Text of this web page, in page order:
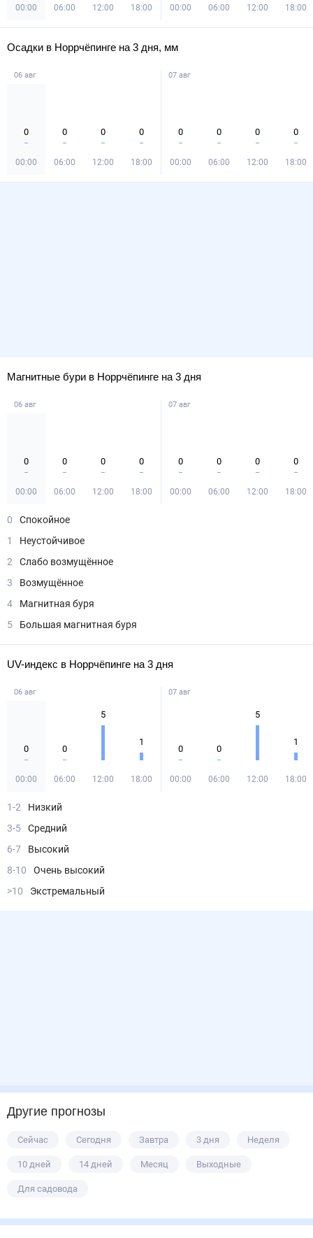
00:00 06:00 12:00 18:00 00:00 06:00 12:00 18:00
Осадки в Норрчёпинге на 3 дня, мм
06 авг
0
00:00
0
06:00
0
12:00
0
18:00
07 авг
0
00:00
0
06:00
0
12:00
0
18:00
Магнитные бури в Норрчёпинге на 3 дня
06 авг
0
00:00
0
06:00
0
12:00
0
18:00
07 авг
0
00:00
0
06:00
0
12:00
0
18:00
0
Спокойное
1
Неустойчивое
2
Слабо возмущённое
3
Возмущённое
4
Магнитная буря
5
Большая магнитная буря
UV-индекс в Норрчёпинге на 3 дня
06 авг
0
00:00
0
06:00
5
12:00
1
18:00
07 авг
0
00:00
0
06:00
5
12:00
1
18:00
1-2
Низкий
3-5
Средний
6-7
Высокий
8-10
Очень высокий
>10
Экстремальный
Другие прогнозы
Сейчас Сегодня Завтра 3 дня Неделя
10 дней 14 дней Месяц Выходные
Для садовода